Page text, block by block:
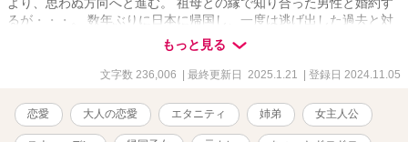
より、思わぬ方向へと進む。 祖母との縁で知り合った男性と婚約す
るが・・・。 数年ぶりに日本に帰国し、一度は逃げ出した過去と対
峙する。 ⁂こちらは他サイトにも連載中です。 ⌘全年齢対象ではな
いと思われる内容がある部分には、Rマークを追加しております。ご
もっと見る
文字数 236,006 | 最終更新日 2025.1.21 | 登録日 2024.11.05
恋愛 大人の恋愛 エタニティ 姉弟 女主人公